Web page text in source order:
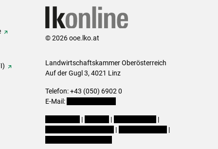
© 2026 ooe.lko.at
Landwirtschaftskammer Oberösterreich
Auf der Gugl 3, 4021 Linz
Telefon: +43 (050) 6902 0
E-Mail:
| |
|
|
|